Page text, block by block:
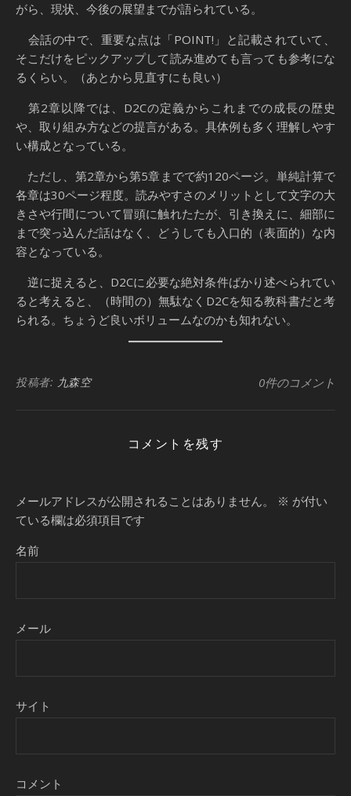
がら、現状、今後の展望までが語られている。
会話の中で、重要な点は「POINT!」と記載されていて、
そこだけをピックアップして読み進めても言っても参考にな
るくらい。（あとから見直すにも良い）
第2章以降では、D2Cの定義からこれまでの成長の歴史
や、取り組み方などの提言がある。具体例も多く理解しやす
い構成となっている。
ただし、第2章から第5章までで約120ページ。単純計算で
各章は30ページ程度。読みやすさのメリットとして文字の大
きさや行間について冒頭に触れたたが、引き換えに、細部に
まで突っ込んだ話はなく、どうしても入口的（表面的）な内
容となっている。
逆に捉えると、D2Cに必要な絶対条件ばかり述べられてい
ると考えると、（時間の）無駄なくD2Cを知る教科書だと考
られる。ちょうど良いボリュームなのかも知れない。
投稿者: 九森空 0件のコメント
コメントを残す
メールアドレスが公開されることはありません。 ※ が付い
ている欄は必須項目です
名前
メール
サイト
コメント